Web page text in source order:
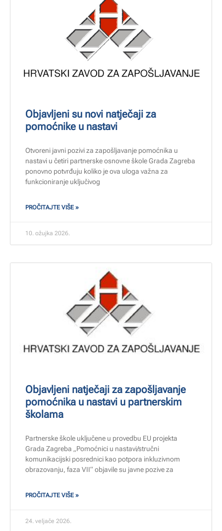
Objavljeni su novi natječaji za
pomoćnike u nastavi
Otvoreni javni pozivi za zapošljavanje pomoćnika u
nastavi u četiri partnerske osnovne škole Grada Zagreba
ponovno potvrđuju koliko je ova uloga važna za
funkcioniranje uključivog
PROČITAJTE VIŠE »
10. ožujka 2026.
Objavljeni natječaji za zapošljavanje
pomoćnika u nastavi u partnerskim
školama
Partnerske škole uključene u provedbu EU projekta
Grada Zagreba „Pomoćnici u nastavi/stručni
komunikacijski posrednici kao potpora inkluzivnom
obrazovanju, faza VII“ objavile su javne pozive za
PROČITAJTE VIŠE »
24. veljače 2026.